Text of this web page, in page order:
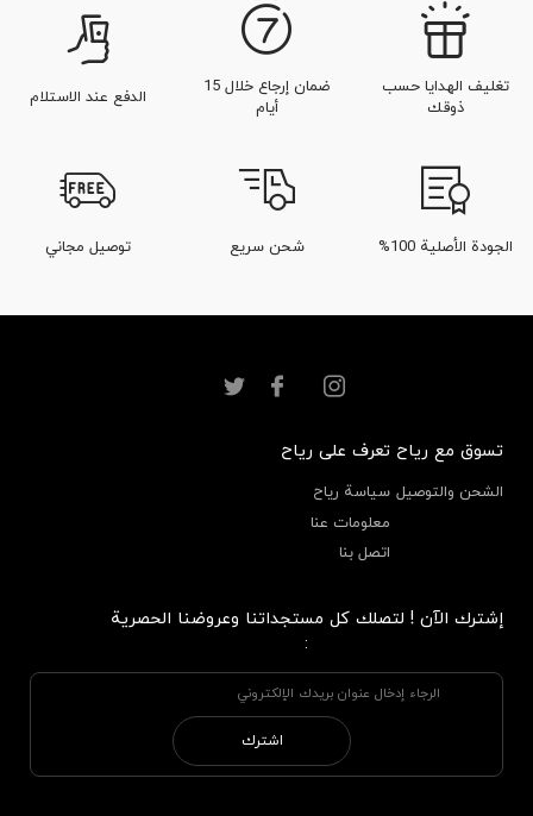
تغليف الهدايا حسب
ذوقك
ضمان إرجاع خلال 15
أيام
الدفع عند الاستلام
الجودة الأصلية 100% شحن سريع توصيل مجاني
تسوق مع رياح
الشحن والتوصيل
تعرف على رياح
سياسة رياح
معلومات عنا
اتصل بنا
إشترك الآن ! لتصلك كل مستجداتنا وعروضنا الحصرية
:
اشترك